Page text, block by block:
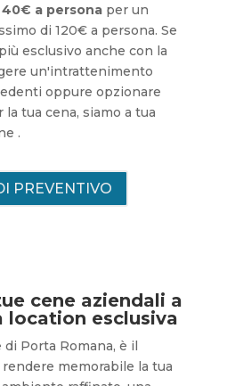
a persona per un
di 120€ a persona. Se
esclusivo anche con la
un'intrattenimento
oppure opzionare
tua cena, siamo a tua
.
PREVENTIVO
cene aziendali a
location esclusiva
Porta Romana, è il
memorabile la tua